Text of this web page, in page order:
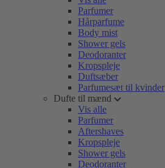
Parfumer
Hårparfume
Body mist
Shower gels
Deodoranter
Kropspleje
Duftsæber
Parfumesæt til kvinder
Dufte til mænd
Vis alle
Parfumer
Aftershaves
Kropspleje
Shower gels
Deodoranter